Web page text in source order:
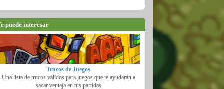
puede interesar
Trucos de Juegos
Una lista de trucos válidos para juegos que te ayudarán a
sacar ventaja en tus partidas